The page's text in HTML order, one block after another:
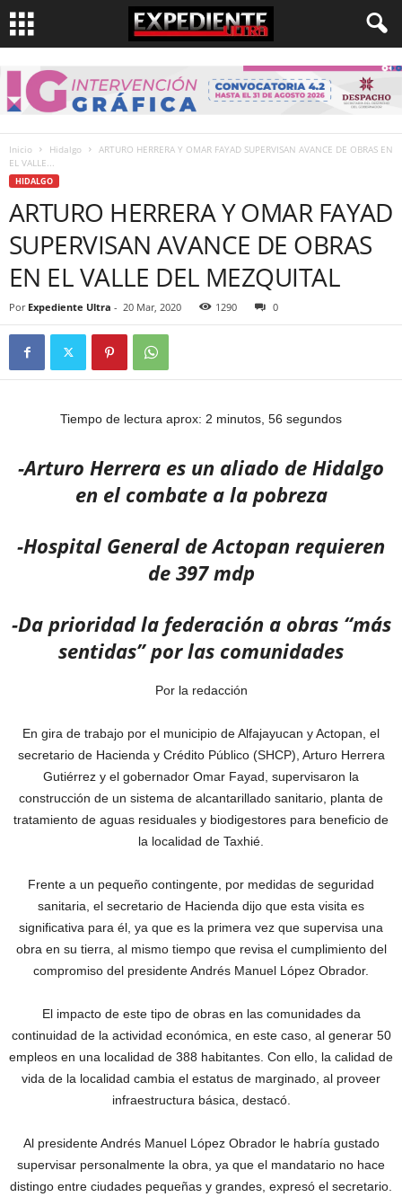
Inicio Hidalgo
ARTURO HERRERA Y OMAR FAYAD SUPERVISAN AVANCE DE OBRAS EN
EL VALLE...
HIDALGO
ARTURO HERRERA Y OMAR FAYAD
SUPERVISAN AVANCE DE OBRAS
EN EL VALLE DEL MEZQUITAL
Por Expediente Ultra - 20 Mar, 2020 1290 0
Tiempo de lectura aprox: 2 minutos, 56 segundos
-Arturo Herrera es un aliado de Hidalgo
en el combate a la pobreza
-Hospital General de Actopan requieren
de 397 mdp
-Da prioridad la federación a obras “más
sentidas” por las comunidades
Por la redacción
En gira de trabajo por el municipio de Alfajayucan y Actopan, el
secretario de Hacienda y Crédito Público (SHCP), Arturo Herrera
Gutiérrez y el gobernador Omar Fayad, supervisaron la
construcción de un sistema de alcantarillado sanitario, planta de
tratamiento de aguas residuales y biodigestores para beneficio de
la localidad de Taxhié.
Frente a un pequeño contingente, por medidas de seguridad
sanitaria, el secretario de Hacienda dijo que esta visita es
significativa para él, ya que es la primera vez que supervisa una
obra en su tierra, al mismo tiempo que revisa el cumplimiento del
compromiso del presidente Andrés Manuel López Obrador.
El impacto de este tipo de obras en las comunidades da
continuidad de la actividad económica, en este caso, al generar 50
empleos en una localidad de 388 habitantes. Con ello, la calidad de
vida de la localidad cambia el estatus de marginado, al proveer
infraestructura básica, destacó.
Al presidente Andrés Manuel López Obrador le habría gustado
supervisar personalmente la obra, ya que el mandatario no hace
distingo entre ciudades pequeñas y grandes, expresó el secretario.